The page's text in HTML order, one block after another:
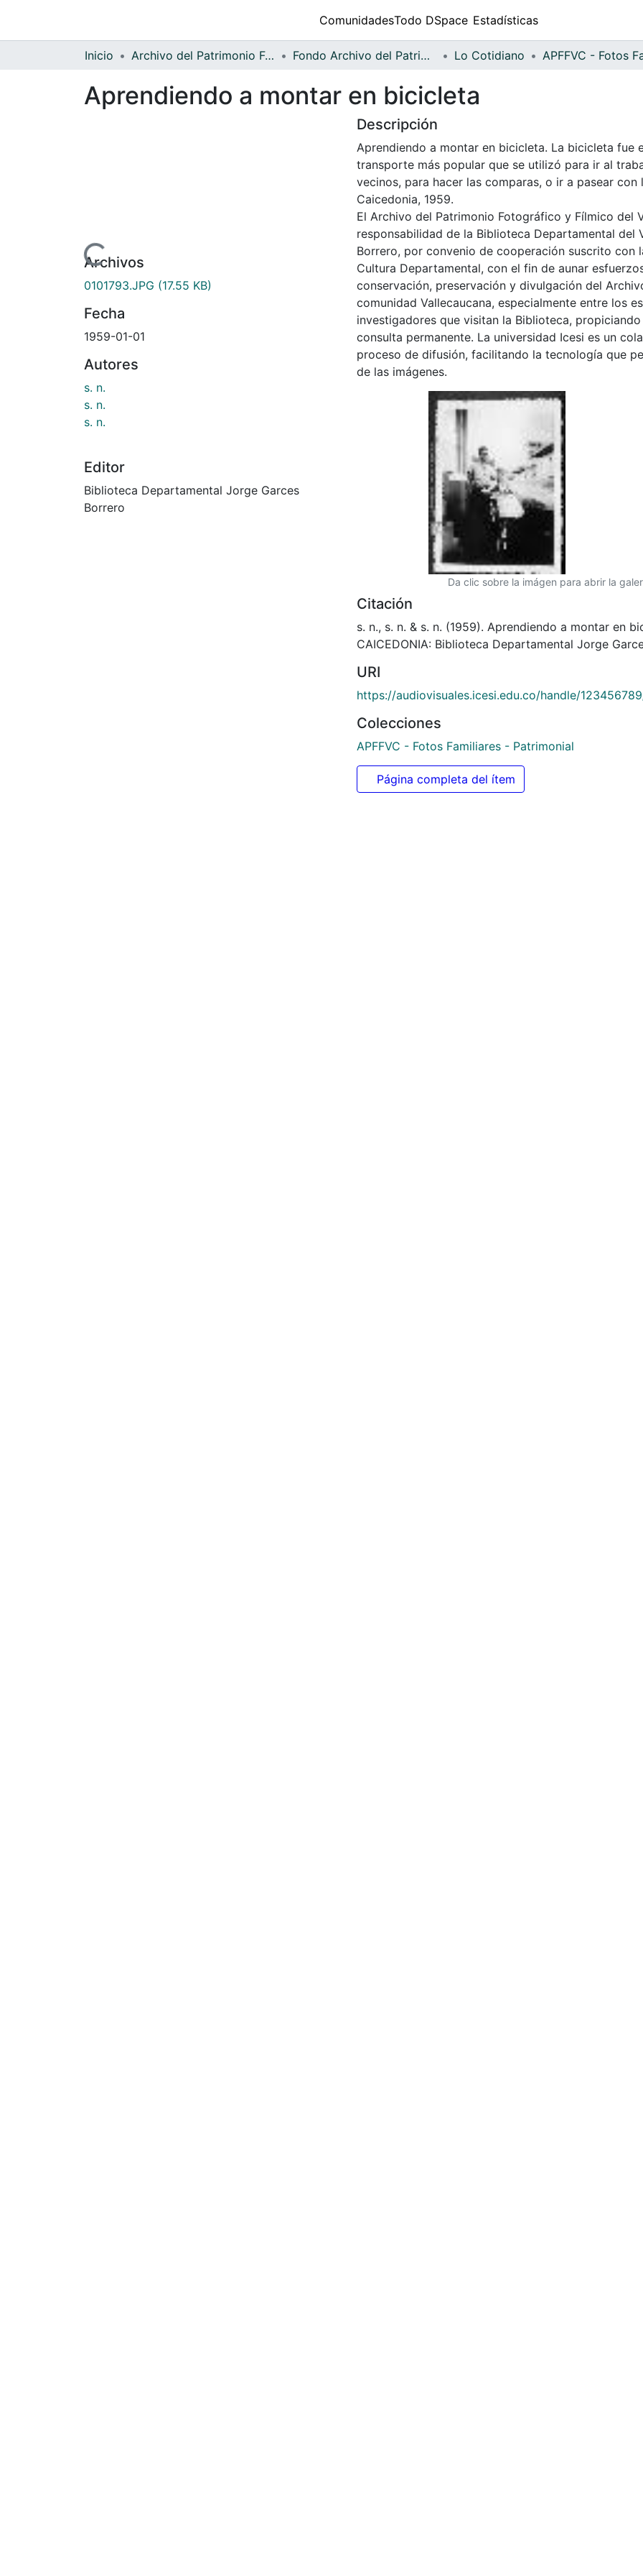
ComunidadesTodo DSpace Estadísticas
Inicio Archivo del Patrimonio Fotográfico y Fílmico del Valle del Cauca Fondo Archivo del Patrimonio Fotográfico y Fílmico del Valle del Cauca Lo Cotidiano
Aprendiendo a montar en bicicleta
Cargando...
Autores
s. n.
s. n.
Editor
Descripción
Aprendiendo a montar en bicicleta. La bicicleta fue
transporte más popular que se utilizó para ir al
vecinos, para hacer las comparas, o ir a pasear con
Caicedonia, 1959.
El Archivo del Patrimonio Fotográfico y Fílmico del
responsabilidad de la Biblioteca Departamental del
Borrero, por convenio de cooperación suscrito con
Cultura Departamental, con el fin de aunar
conservación, preservación y divulgación del
comunidad Vallecaucana, especialmente entre los
investigadores que visitan la Biblioteca, propiciando
consulta permanente. La universidad Icesi es un
proceso de difusión, facilitando la tecnología que
de las imágenes.
Da clic sobre la imágen para abrir la
Citación
s. n., s. n. & s. n. (1959). Aprendiendo a montar en
URI
Colecciones
APFFVC - Fotos Familiares - Patrimonial